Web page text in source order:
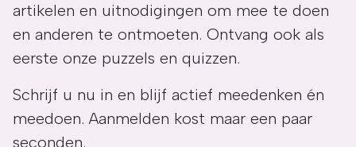
artikelen en uitnodigingen om mee te doen
en anderen te ontmoeten. Ontvang ook als
eerste onze puzzels en quizzen.
Schrijf u nu in en blijf actief meedenken én
meedoen. Aanmelden kost maar een paar
seconden.